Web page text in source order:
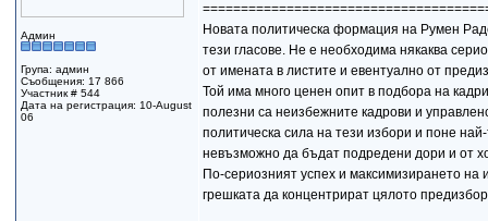
Админ
Група: админ
Съобщения: 17 866
Участник # 544
Дата на регистрация: 10-August
06
Новата политическа формация на Румен
тези гласове. Не е необходима някаква
от имената в листите и евентуално от
Той има много ценен опит в подбора на
полезни са неизбежните кадрови и
политическа сила на тези избори и поне
невъзможно да бъдат подредени дори и от
По-сериозният успех и максимизирането на
грешката да концентрират цялото